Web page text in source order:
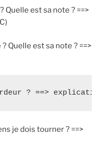
Quelle est sa note ? ==>
Quelle est sa note ? ==>
? ==>
je dois tourner ? ==>